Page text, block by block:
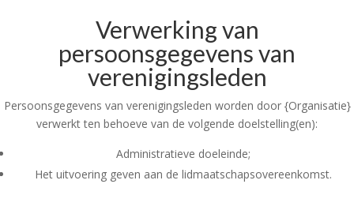
Verwerking van
persoonsgegevens van
verenigingsleden
Persoonsgegevens van verenigingsleden worden door {Organisatie}
verwerkt ten behoeve van de volgende doelstelling(en):
Administratieve doeleinde;
Het uitvoering geven aan de lidmaatschapsovereenkomst.